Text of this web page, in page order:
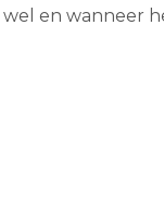
en wanneer